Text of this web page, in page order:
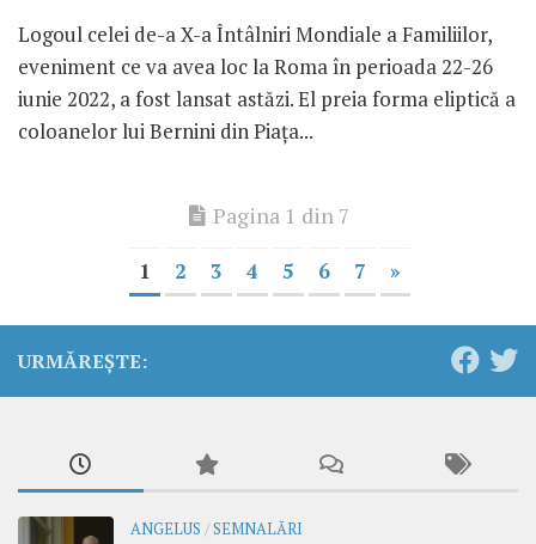
Logoul celei de-a X-a Întâlniri Mondiale a Familiilor,
eveniment ce va avea loc la Roma în perioada 22-26
iunie 2022, a fost lansat astăzi. El preia forma eliptică a
coloanelor lui Bernini din Piața...
Pagina 1 din 7
1 2 3 4 5 6 7 »
URMĂREȘTE:
ANGELUS /SEMNALĂRI